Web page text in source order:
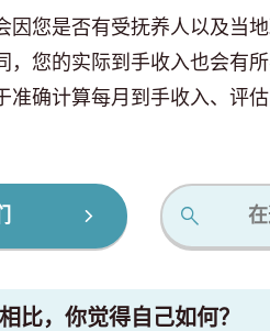
因您是否有受抚养人以及当
，您的实际到手收入也会有
准确计算每月到手收入、评
比，你觉得自己如何？